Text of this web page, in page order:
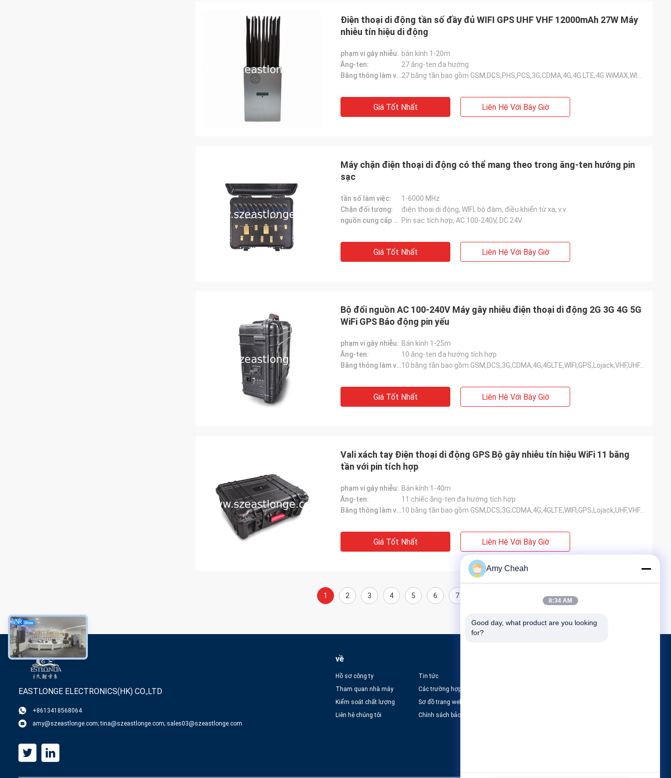
Điện thoại di động tần số đầy đủ WIFI GPS UHF VHF 12000mAh 27W Máy
nhiễu tín hiệu di động
phạm vi gây nhiễu: bán kính 1-20m
Ăng-ten:
27 ăng-ten đa hướng
Băng thông làm việc (MHz):
Giá Tốt Nhất Liên Hệ Với Bây Giờ
Máy chặn điện thoại di động có thể mang theo trong ăng-ten hướng pin
sạc
tần số làm việc:
1-6000 MHz
Chặn đối tượng:
điện thoại di động, WIFI, bộ đàm, điều khiển từ xa, v.v.
nguồn cung cấp điện: Pin sạc tích hợp, AC 100-240V, DC 24V
Giá Tốt Nhất Liên Hệ Với Bây Giờ
Bộ đổi nguồn AC 100-240V Máy gây nhiễu điện thoại di động 2G 3G 4G 5G
WiFi GPS Báo động pin yếu
phạm vi gây nhiễu: Bán kính 1-25m
Ăng-ten:
10 ăng-ten đa hướng tích hợp
Băng thông làm việc (MHz):
10 băng tần bao gồm GSM,DCS,3G,CDMA,4G,4GLTE,WIFI,GPS,Lojack,VHF,UHF,315.433, v.v.
Giá Tốt Nhất Liên Hệ Với Bây Giờ
Vali xách tay Điện thoại di động GPS Bộ gây nhiễu tín hiệu WiFi 11 băng
tần với pin tích hợp
phạm vi gây nhiễu: Bán kính 1-40m
Ăng-ten:
11 chiếc ăng-ten đa hướng tích hợp
Băng thông làm việc (MHz):
10 băng tần bao gồm GSM,DCS,3G,CDMA,4G,4GLTE,WIFI,GPS,Lojack,UHF,VHF,315,433,868, v.v.
Giá Tốt Nhất Liên Hệ Với Bây Giờ
1 2 3 4 5 6 7
EASTLONGE ELECTRONICS(HK) CO.,LTD
+8613418568064
amy@szeastlonge.com; tina@szeastlonge.com; sales03@szeastlonge.com
về
Hồ sơ công ty
Tham quan nhà máy
Kiểm soát chất lượng
Liên hệ chúng tôi
Tin tức
Các trường hợp
Sơ đồ trang web
Chính sách bảo mật
Amy Cheah
8:34 AM
Good day, what product are you looking
for?